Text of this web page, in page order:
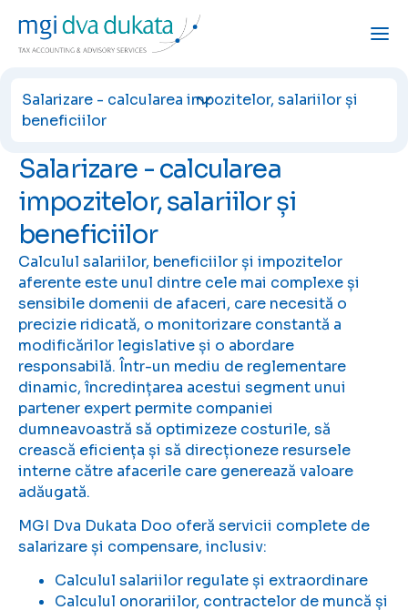
Salarizare - calcularea impozitelor, salariilor și
beneficiilor
Salarizare - calcularea
impozitelor, salariilor și
beneficiilor
Calculul salariilor, beneficiilor și impozitelor
aferente este unul dintre cele mai complexe și
sensibile domenii de afaceri, care necesită o
precizie ridicată, o monitorizare constantă a
modificărilor legislative și o abordare
responsabilă. Într-un mediu de reglementare
dinamic, încredințarea acestui segment unui
partener expert permite companiei
dumneavoastră să optimizeze costurile, să
crească eficiența și să direcționeze resursele
interne către afacerile care generează valoare
adăugată.
MGI Dva Dukata Doo oferă servicii complete de
salarizare și compensare, inclusiv:
Calculul salariilor regulate și extraordinare
Calculul onorariilor, contractelor de muncă și